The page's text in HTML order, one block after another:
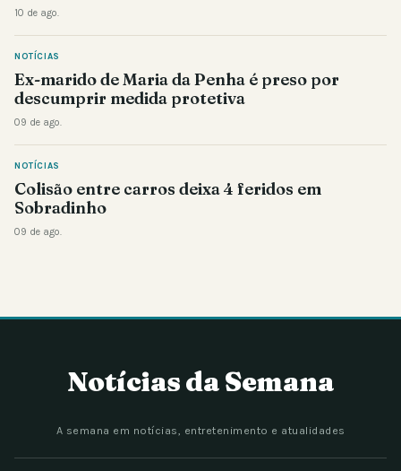
10 de ago.
NOTÍCIAS
Ex-marido de Maria da Penha é preso por
descumprir medida protetiva
09 de ago.
NOTÍCIAS
Colisão entre carros deixa 4 feridos em
Sobradinho
09 de ago.
Notícias da Semana
A semana em notícias, entretenimento e atualidades